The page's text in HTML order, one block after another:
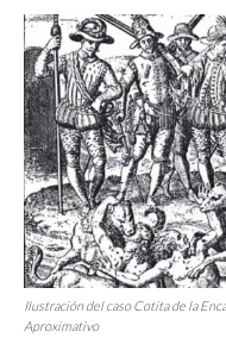
Ilustración del caso Cotita de la
Aproximativo